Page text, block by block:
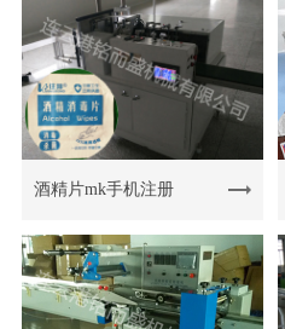
酒精片mk手机注册